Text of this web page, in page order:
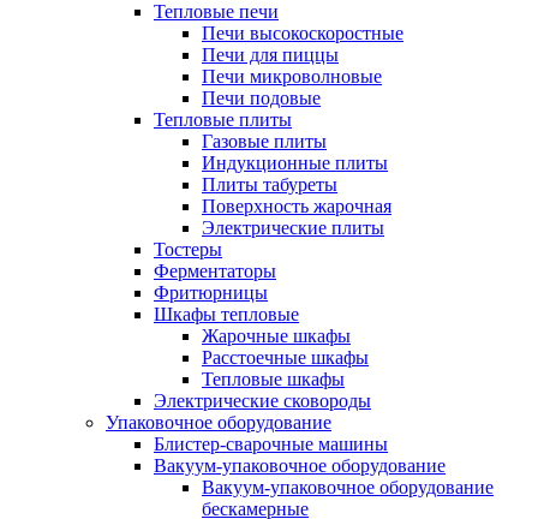
Тепловые печи
Печи высокоскоростные
Печи для пиццы
Печи микроволновые
Печи подовые
Тепловые плиты
Газовые плиты
Индукционные плиты
Плиты табуреты
Поверхность жарочная
Электрические плиты
Тостеры
Ферментаторы
Фритюрницы
Шкафы тепловые
Жарочные шкафы
Расстоечные шкафы
Тепловые шкафы
Электрические сковороды
Упаковочное оборудование
Блистер-сварочные машины
Вакуум-упаковочное оборудование
Вакуум-упаковочное оборудование
беcкамерные